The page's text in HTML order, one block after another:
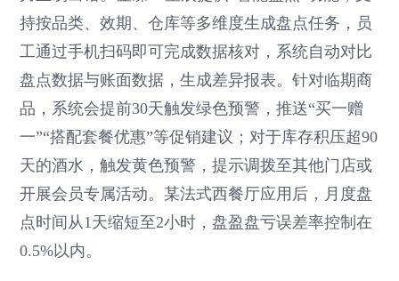
持按品类、效期、仓库等多维度生成盘点任务，员
工通过手机扫码即可完成数据核对，系统自动对比
盘点数据与账面数据，生成差异报表。针对临期商
品，系统会提前30天触发绿色预警，推送“买一赠
一”“搭配套餐优惠”等促销建议；对于库存积压超90
天的酒水，触发黄色预警，提示调拨至其他门店或
开展会员专属活动。某法式西餐厅应用后，月度盘
点时间从1天缩短至2小时，盘盈盘亏误差率控制在
0.5%以内。